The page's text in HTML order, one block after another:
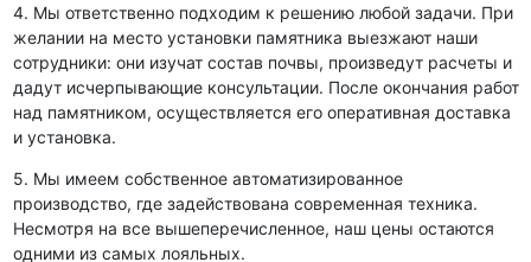
4. Мы ответственно подходим к решению любой задачи. При
желании на место установки памятника выезжают наши
сотрудники: они изучат состав почвы, произведут расчеты и
дадут исчерпывающие консультации. После окончания работ
над памятником, осуществляется его оперативная доставка
и установка.
5. Мы имеем собственное автоматизированное
производство, где задействована современная техника.
Несмотря на все вышеперечисленное, наш цены остаются
одними из самых лояльных.